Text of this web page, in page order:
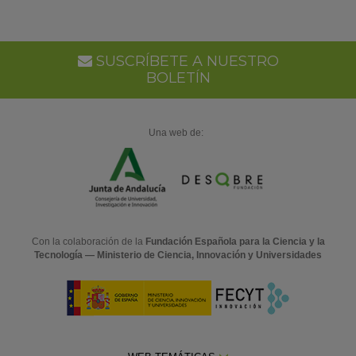
SUSCRÍBETE A NUESTRO
BOLETÍN
Una web de:
Con la colaboración de la Fundación Española para la Ciencia y la
Tecnología — Ministerio de Ciencia, Innovación y Universidades